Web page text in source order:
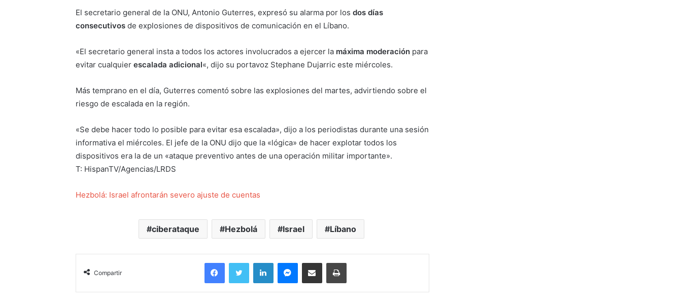
El secretario general de la ONU, Antonio Guterres, expresó su alarma por losdos días
consecutivos de explosiones de dispositivos de comunicación en el Líbano.
«El secretario general insta a todos los actores involucrados a ejercer la máxima moderación para
evitar cualquierescalada adicional«, dijo su portavoz Stephane Dujarric este miércoles.
Más temprano en el día, Guterres comentó sobre las explosiones del martes, advirtiendo sobre el
riesgo de escalada en la región.
«Se debe hacer todo lo posible para evitar esa escalada», dijo a los periodistas durante una sesión
informativa el miércoles. El jefe de la ONU dijo que la «lógica» de hacer explotar todos los
dispositivos era la de un «ataque preventivo antes de una operación militar importante».
T: HispanTV/Agencias/LRDS
Hezbolá: Israel afrontarán severo ajuste de cuentas
ciberataque Hezbolá Israel Líbano
Compartir
FacebookTwitter LinkedInMessengerCompartir por correo electrónicoImprimir